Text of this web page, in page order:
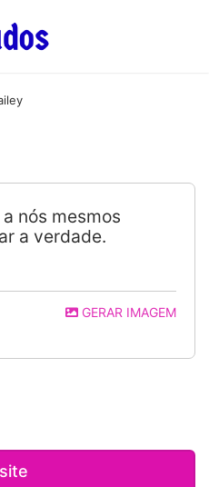
nós mesmos
a verdade.
GERAR IMAGEM